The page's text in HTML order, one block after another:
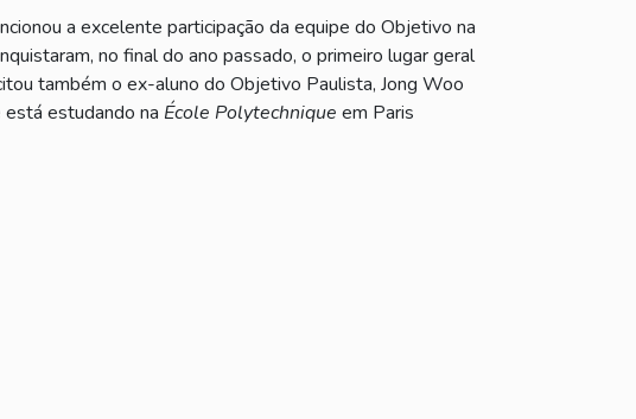
a excelente participação da equipe do Objetivo na
no final do ano passado, o primeiro lugar geral
também o ex-aluno do Objetivo Paulista, Jong Woo
está estudando na École Polytechnique em Paris